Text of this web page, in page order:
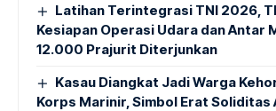
Latihan Terintegrasi TNI 2026,
Kesiapan Operasi Udara dan Antar
12.000 Prajurit Diterjunkan
Kasau Diangkat Jadi Warga
Korps Marinir, Simbol Erat Soliditas